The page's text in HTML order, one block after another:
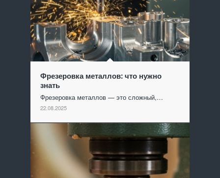
Фрезеровка металлов: что нужно
знать
Фрезеровка металлов — это сложный,…
22.08.2025